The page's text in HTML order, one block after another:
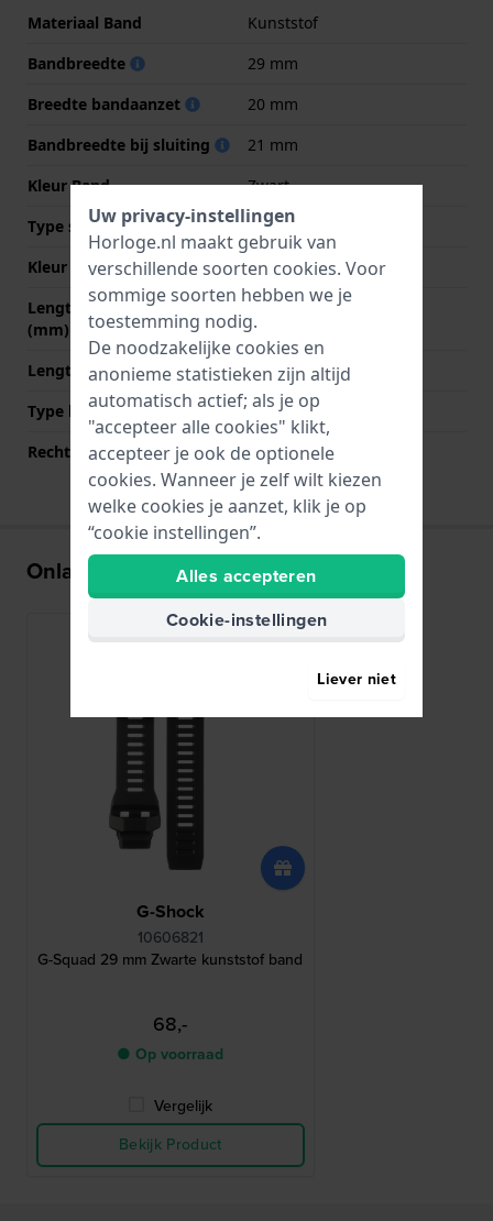
Materiaal Band
Kunststof
Bandbreedte
29 mm
Breedte bandaanzet
20 mm
Bandbreedte bij sluiting
21 mm
Kleur Band
Zwart
Type sluiting
Gesp
Kleur sluiting
Zwart
Lengte band op 12 uur
(mm)
80 mm
Lengte band op 6 uur (mm) 130 mm
Type bevestiging
Schroeven
Rechte bandaanzet
Nee
Onlangs bekeken
G-Shock
10606821
G-Squad 29 mm Zwarte kunststof band
68,-
● Op voorraad
Vergelijk
Bekijk Product
Uw privacy-instellingen
Horloge.nl maakt gebruik van
verschillende soorten cookies. Voor
sommige soorten hebben we je
toestemming nodig.
De noodzakelijke cookies en
anonieme statistieken zijn altijd
automatisch actief; als je op
"accepteer alle cookies" klikt,
accepteer je ook de optionele
cookies. Wanneer je zelf wilt kiezen
welke cookies je aanzet, klik je op
“cookie instellingen”.
Alles accepteren
Cookie-instellingen
Liever niet